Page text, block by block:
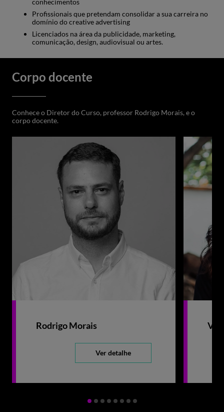
Liderança Criativa
conhecimentos
Profissionais que pretendam consolidar a sua carreira no
domínio do creative advertising
Licenciados na área da publicidade, marketing,
comunicação, design, audiovisual ou artes.
Corpo docente
Conhece o Diretor do Curso, professor Rodrigo Morais, e o
corpo docente.
Rodrigo Morais
Ver detalhe